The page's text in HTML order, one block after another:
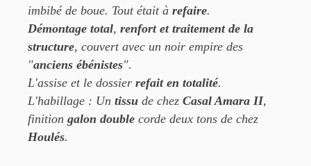
imbibé de boue. Tout était à refaire.
Démontage total, renfort et traitement de la
structure, couvert avec un noir empire des
"anciens ébénistes".
L'assise et le dossier refait en totalité.
L'habillage : Un tissu de chez Casal Amara II,
finition galon double corde deux tons de chez
Houlés.